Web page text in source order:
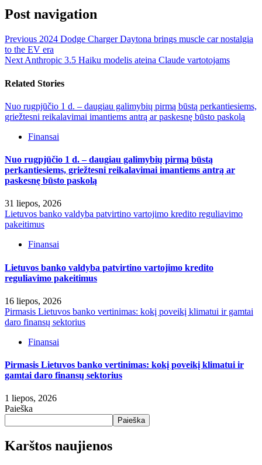
Post navigation
Previous 2024 Dodge Charger Daytona brings muscle car nostalgia
to the EV era
Next Anthropic 3.5 Haiku modelis ateina Claude vartotojams
Related Stories
Nuo rugpjūčio 1 d. – daugiau galimybių pirmą būstą perkantiesiems,
griežtesni reikalavimai imantiems antrą ar paskesnę būsto paskolą
Finansai
Nuo rugpjūčio 1 d. – daugiau galimybių pirmą būstą
perkantiesiems, griežtesni reikalavimai imantiems antrą ar
paskesnę būsto paskolą
31 liepos, 2026
Lietuvos banko valdyba patvirtino vartojimo kredito reguliavimo
pakeitimus
Finansai
Lietuvos banko valdyba patvirtino vartojimo kredito
reguliavimo pakeitimus
16 liepos, 2026
Pirmasis Lietuvos banko vertinimas: kokį poveikį klimatui ir gamtai
daro finansų sektorius
Finansai
Pirmasis Lietuvos banko vertinimas: kokį poveikį klimatui ir
gamtai daro finansų sektorius
1 liepos, 2026
Paieška
Paieška
Karštos naujienos